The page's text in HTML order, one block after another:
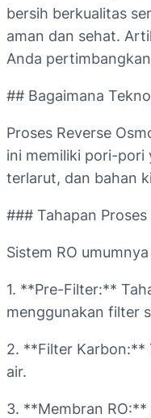
bersih berkualitas
aman dan sehat.
Anda
## Bagaimana
Proses Reverse
ini memiliki pori-pori
terlarut, dan bahan
### Tahapan Proses
Sistem RO
1. **Pre-Filter:**
menggunakan filter
2. **Filter Karbon:**
air.
3. **Membran RO:**